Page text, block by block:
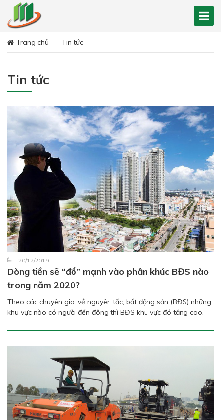
Trang chủ Tin tức
Tin tức
20/12/2019
Dòng tiền sẽ “đổ” mạnh vào phân khúc BĐS nào
trong năm 2020?
Theo các chuyên gia, về nguyên tắc, bất động sản (BĐS) những
khu vực nào có người đến đông thì BĐS khu vực đó tăng cao.